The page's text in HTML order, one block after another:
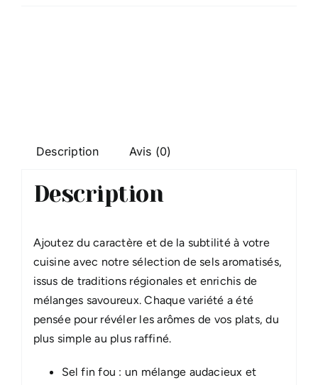
Description Avis (0)
Description
Ajoutez du caractère et de la subtilité à votre
cuisine avec notre sélection de sels aromatisés,
issus de traditions régionales et enrichis de
mélanges savoureux. Chaque variété a été
pensée pour révéler les arômes de vos plats, du
plus simple au plus raffiné.
Sel fin fou : un mélange audacieux et